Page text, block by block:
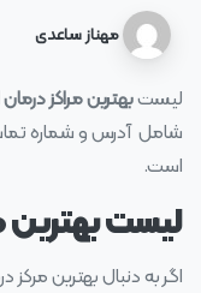
مهناز ساعدی
لیستبهترین مراکز
شامل آدرس و شماره
است.
لیست بهترین
اگر به دنبال بهترین